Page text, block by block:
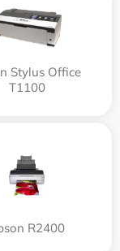
Stylus Office
T1100
R2400